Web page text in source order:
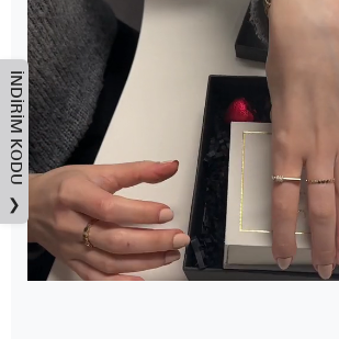
İNDIRIM KODU
❯